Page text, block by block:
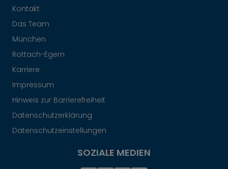
Kontakt
Das Team
München
Rottach-Egern
Karriere
Impressum
Hinweis zur Barrierefreiheit
Datenschutzerklärung
Datenschutzeinstellungen
SOZIALE MEDIEN